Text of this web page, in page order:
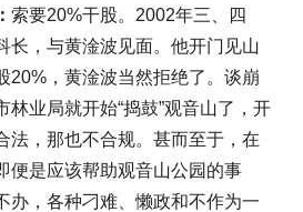
索要20%干股。2002年三、四
长，与黄淦波见面。他开门见山
20%，黄淦波当然拒绝了。谈崩
林业局就开始“捣鼓”观音山了，开
法，那也不合规。甚而至于，在
便是应该帮助观音山公园的事
办，各种刁难、懒政和不作为一